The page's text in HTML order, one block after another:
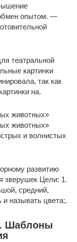
опытом. —
театральной
картинки
так как
на.
животных»
животных»
и волнистых
развитию
зверушек Цели: 1.
средний,
и называть цвета;.
Шаблоны